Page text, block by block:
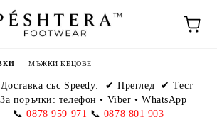
МЪЖКИ КЕЦОВЕ
Доставка със Speedy:
✔ Преглед ✔ Тест
За поръчки: телефон• Viber • WhatsApp
📞 0878 959 971 📞 0878 801 903